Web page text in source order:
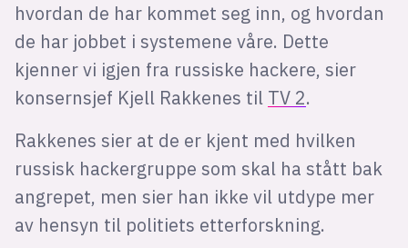
hvordan de har kommet seg inn, og hvordan
de har jobbet i systemene våre. Dette
kjenner vi igjen fra russiske hackere, sier
konsernsjef Kjell Rakkenes til TV 2.
Rakkenes sier at de er kjent med hvilken
russisk hackergruppe som skal ha stått bak
angrepet, men sier han ikke vil utdype mer
av hensyn til politiets etterforskning.